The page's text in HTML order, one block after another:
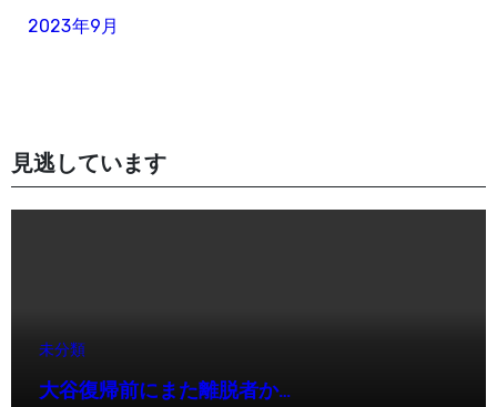
2023年9月
見逃しています
未分類
大谷復帰前にまた離脱者か…